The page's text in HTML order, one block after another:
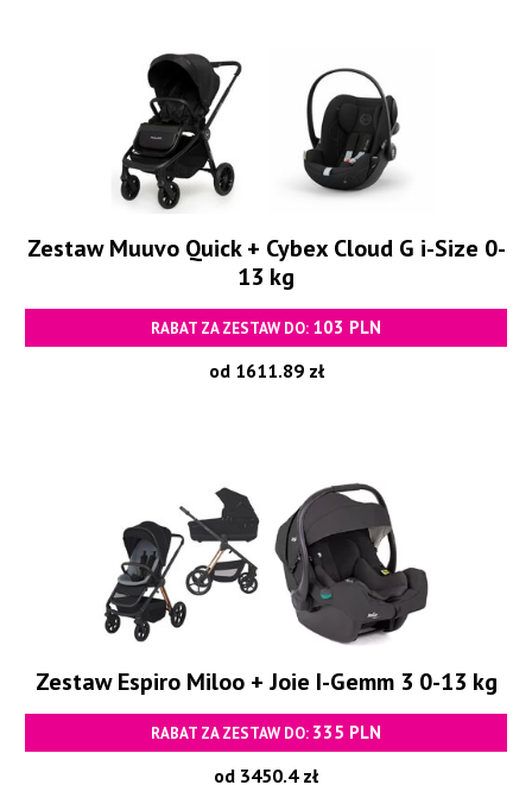
Zestaw Muuvo Quick + Cybex Cloud G i-Size 0-
13 kg
RABAT ZA ZESTAW DO: 103 PLN
od 1611.89 zł
Zestaw Espiro Miloo + Joie I-Gemm 3 0-13 kg
RABAT ZA ZESTAW DO: 335 PLN
od 3450.4 zł